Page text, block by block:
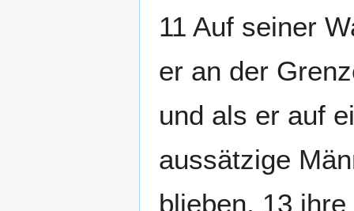
11 Auf seiner
er an der
und als er auf
aussätzige
blieben, 13